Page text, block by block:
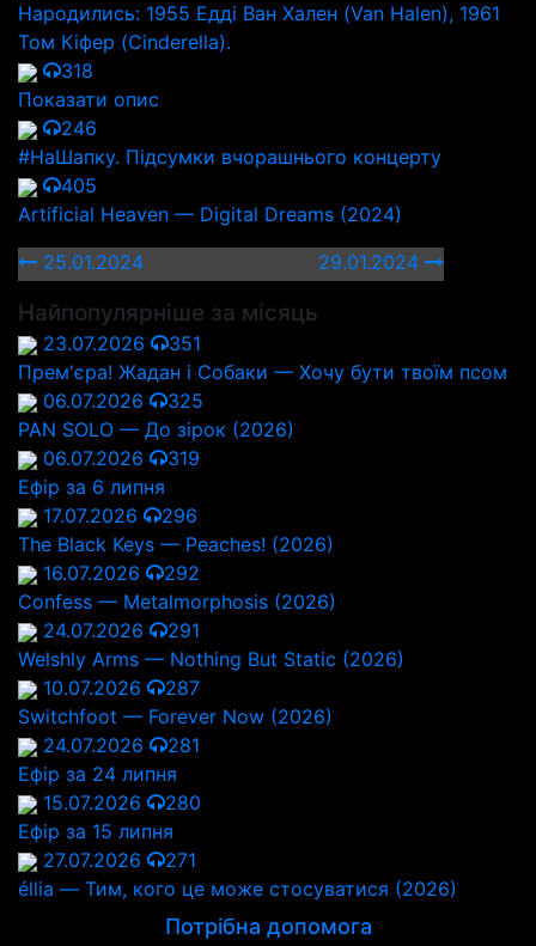
Народились: 1955 Едді Ван Хален (Van Halen), 1961
Том Кіфер (Cinderella).
318
Показати опис
246
#НаШапку. Підсумки вчорашнього концерту
405
Artificial Heaven — Digital Dreams (2024)
25.01.2024
29.01.2024
Найпопулярніше за місяць
23.07.2026
351
Прем'єра! Жадан і Собаки — Хочу бути твоїм псом
06.07.2026
325
PAN SOLO — До зірок (2026)
06.07.2026
319
Ефір за 6 липня
17.07.2026
296
The Black Keys — Peaches! (2026)
16.07.2026
292
Confess — Metalmorphosis (2026)
24.07.2026
291
Welshly Arms — Nothing But Static (2026)
10.07.2026
287
Switchfoot — Forever Now (2026)
24.07.2026
281
Ефір за 24 липня
15.07.2026
280
Ефір за 15 липня
27.07.2026
271
éllia — Тим, кого це може стосуватися (2026)
Потрібна допомога